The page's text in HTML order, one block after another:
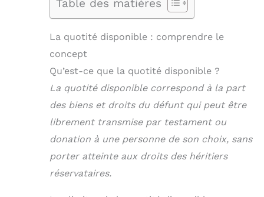
Table des matières
La quotité disponible : comprendre le
concept
Qu’est-ce que la quotité disponible ?
La quotité disponible correspond à la part
des biens et droits du défunt qui peut être
librement transmise par testament ou
donation à une personne de son choix, sans
porter atteinte aux droits des héritiers
réservataires.